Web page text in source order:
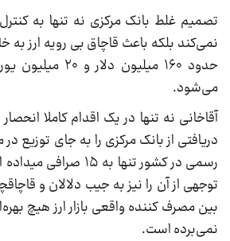
تصمیم غلط بانک مرکزی نه تنها به
نمی‌کند بلکه باعث قاچاق بی رویه ارز به
حدود ۱۶۰ میلیون
می‌شود.
آقاخانی نه تنها در یک اقدام کاملا انحصار
رسمی در کشور تنها به
توجهی از آن را نیز به جیب دلالان و
بین مصرف کننده واقعی بازار ارز هیچ
نمی‌برده است.